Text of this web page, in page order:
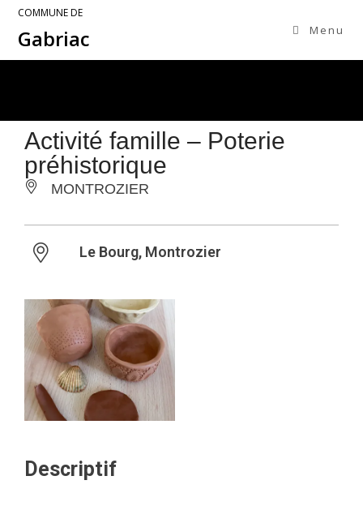
COMMUNE DE
Gabriac Menu
Activité famille – Poterie
préhistorique
MONTROZIER
Le Bourg, Montrozier
Descriptif